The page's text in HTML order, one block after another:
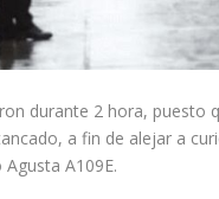
durante 2 hora,
a fin de alejar a
A109E.